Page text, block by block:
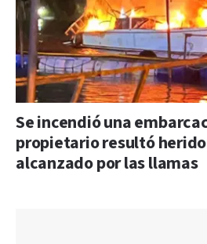
Se incendió una
propietario resultó
alcanzado por las llamas